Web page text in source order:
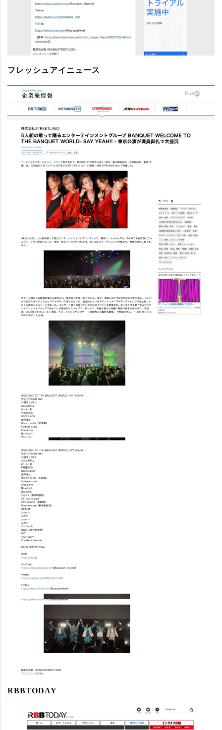
フレッシュアイニュース
RBBTODAY